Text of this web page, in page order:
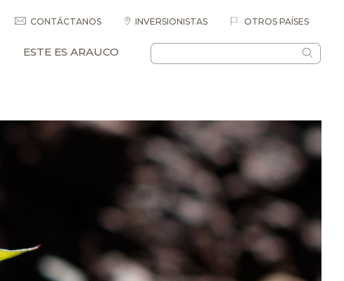
CONTÁCTANOS INVERSIONISTAS OTROS PAÍSES
ESTE ES ARAUCO